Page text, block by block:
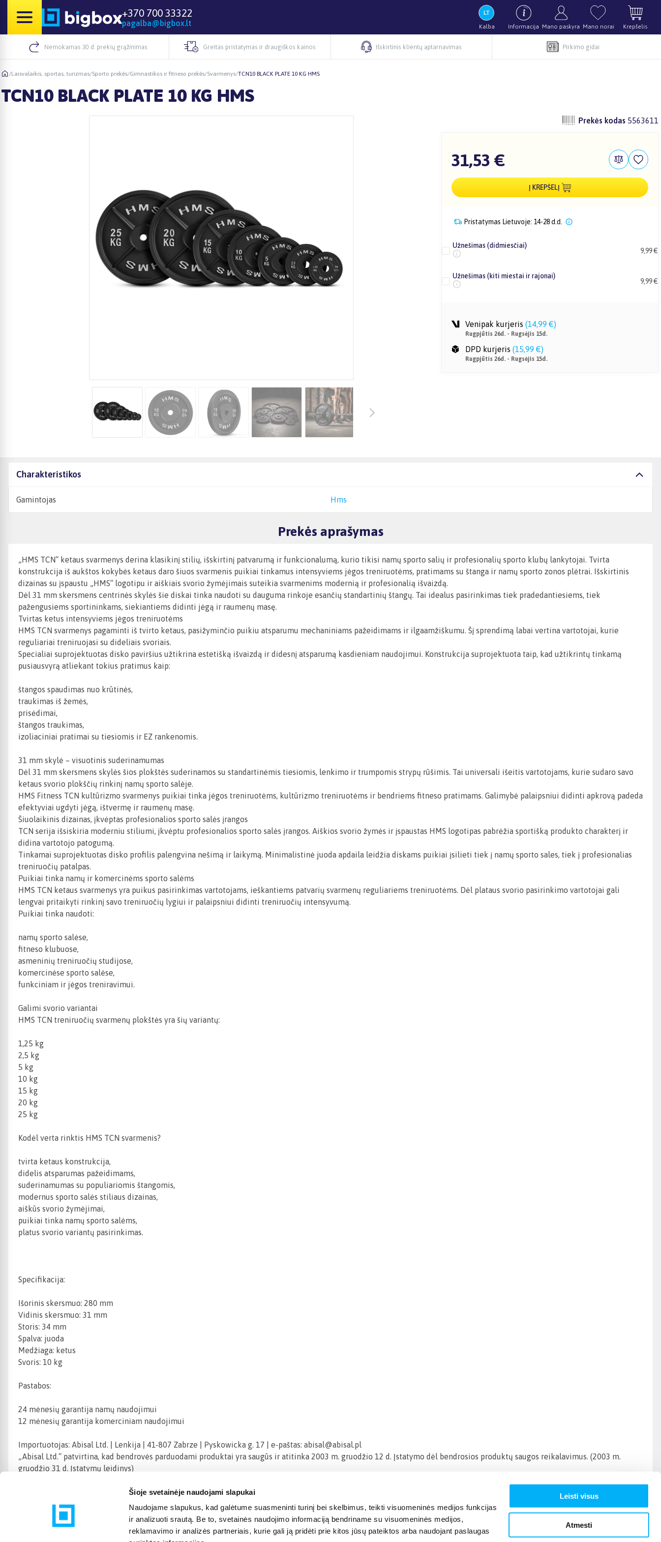
Šioje svetainėje naudojami slapukai
Naudojame slapukus, kad galėtume suasmeninti turinį bei skelbimus, teikti visuomeninės medijos funkcijas
ir analizuoti srautą. Be to, svetainės naudojimo informaciją bendriname su visuomeninės medijos,
reklamavimo ir analizės partneriais, kurie gali ją pridėti prie kitos jūsų pateiktos arba naudojant paslaugas
Leisti visus
Atmesti
+370 700 33322
pagalba@bigbox.lt Kalba Informacija Mano paskyra Mano norai Krepšelis
Nemokamas 30 d. prekių grąžinimas Greitas pristatymas ir draugiškos kainos Išskirtinis klientų aptarnavimas Pirkimo gidai
/Laisvalaikis, sportas, turizmas/Sporto prekės/Gimnastikos ir fitneso prekės/Svarmenys/TCN10 BLACK PLATE 10 KG HMS
TCN10 BLACK PLATE 10 KG HMS
Prekės kodas 5563611
31,53 €
Į KREPŠELĮ
Pristatymas Lietuvoje: 14-28 d.d.
Užnešimas (didmiesčiai)
9,99 €
Užnešimas (kiti miestai ir rajonai)
9,99 €
Venipak kurjeris (14,99 €)
Rugpjūtis 26d. - Rugsėjis 15d.
DPD kurjeris (15,99 €)
Rugpjūtis 26d. - Rugsėjis 15d.
Charakteristikos
Gamintojas Hms
Prekės aprašymas
„HMS TCN“ ketaus svarmenys derina klasikinį stilių, išskirtinį patvarumą ir funkcionalumą, kurio tikisi namų sporto salių ir profesionalių sporto klubų lankytojai. Tvirta
konstrukcija iš aukštos kokybės ketaus daro šiuos svarmenis puikiai tinkamus intensyviems jėgos treniruotėms, pratimams su štanga ir namų sporto zonos plėtrai. Išskirtinis
dizainas su įspaustu „HMS“ logotipu ir aiškiais svorio žymėjimais suteikia svarmenims modernią ir profesionalią išvaizdą.
Dėl 31 mm skersmens centrinės skylės šie diskai tinka naudoti su dauguma rinkoje esančių standartinių štangų. Tai idealus pasirinkimas tiek pradedantiesiems, tiek
pažengusiems sportininkams, siekiantiems didinti jėgą ir raumenų masę.
Tvirtas ketus intensyviems jėgos treniruotėms
HMS TCN svarmenys pagaminti iš tvirto ketaus, pasižyminčio puikiu atsparumu mechaniniams pažeidimams ir ilgaamžiškumu. Šį sprendimą labai vertina vartotojai, kurie
reguliariai treniruojasi su dideliais svoriais.
Specialiai suprojektuotas disko paviršius užtikrina estetišką išvaizdą ir didesnį atsparumą kasdieniam naudojimui. Konstrukcija suprojektuota taip, kad užtikrintų tinkamą
pusiausvyrą atliekant tokius pratimus kaip:
štangos spaudimas nuo krūtinės,
traukimas iš žemės,
prisėdimai,
štangos traukimas,
izoliaciniai pratimai su tiesiomis ir EZ rankenomis.
31 mm skylė – visuotinis suderinamumas
Dėl 31 mm skersmens skylės šios plokštės suderinamos su standartinėmis tiesiomis, lenkimo ir trumpomis strypų rūšimis. Tai universali išeitis vartotojams, kurie sudaro savo
ketaus svorio plokščių rinkinį namų sporto salėje.
HMS Fitness TCN kultūrizmo svarmenys puikiai tinka jėgos treniruotėms, kultūrizmo treniruotėms ir bendriems fitneso pratimams. Galimybė palaipsniui didinti apkrovą padeda
efektyviai ugdyti jėgą, ištvermę ir raumenų masę.
Šiuolaikinis dizainas, įkvėptas profesionalios sporto salės įrangos
TCN serija išsiskiria moderniu stiliumi, įkvėptu profesionalios sporto salės įrangos. Aiškios svorio žymės ir įspaustas HMS logotipas pabrėžia sportišką produkto charakterį ir
didina vartotojo patogumą.
Tinkamai suprojektuotas disko profilis palengvina nešimą ir laikymą. Minimalistinė juoda apdaila leidžia diskams puikiai įsilieti tiek į namų sporto sales, tiek į profesionalias
treniruočių patalpas.
Puikiai tinka namų ir komercinėms sporto salėms
HMS TCN ketaus svarmenys yra puikus pasirinkimas vartotojams, ieškantiems patvarių svarmenų reguliariems treniruotėms. Dėl plataus svorio pasirinkimo vartotojai gali
lengvai pritaikyti rinkinį savo treniruočių lygiui ir palaipsniui didinti treniruočių intensyvumą.
Puikiai tinka naudoti:
namų sporto salėse,
fitneso klubuose,
asmeninių treniruočių studijose,
komercinėse sporto salėse,
funkciniam ir jėgos treniravimui.
Galimi svorio variantai
HMS TCN treniruočių svarmenų plokštės yra šių variantų:
1,25 kg
2,5 kg
5 kg
10 kg
15 kg
20 kg
25 kg
Kodėl verta rinktis HMS TCN svarmenis?
tvirta ketaus konstrukcija,
didelis atsparumas pažeidimams,
suderinamumas su populiariomis štangomis,
modernus sporto salės stiliaus dizainas,
aiškūs svorio žymėjimai,
puikiai tinka namų sporto salėms,
platus svorio variantų pasirinkimas.
Specifikacija:
Išorinis skersmuo: 280 mm
Vidinis skersmuo: 31 mm
Storis: 34 mm
Spalva: juoda
Medžiaga: ketus
Svoris: 10 kg
Pastabos:
24 mėnesių garantija namų naudojimui
12 mėnesių garantija komerciniam naudojimui
Importuotojas: Abisal Ltd. | Lenkija | 41-807 Zabrze | Pyskowicka g. 17 | e-paštas: abisal@abisal.pl
„Abisal Ltd.“ patvirtina, kad bendrovės parduodami produktai yra saugūs ir atitinka 2003 m. gruodžio 12 d. Įstatymo dėl bendrosios produktų saugos reikalavimus. (2003 m.
gruodžio 31 d. Įstatymų leidinys)